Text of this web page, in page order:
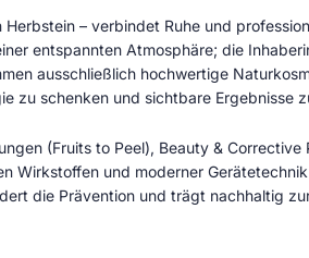
– verbindet Ruhe und
entspannten Atmosphäre; die
ausschließlich hochwertige
zu schenken und sichtbare Ergebnisse
(Fruits to Peel), Beauty & Corrective
Wirkstoffen und moderner
die Prävention und trägt nachhaltig